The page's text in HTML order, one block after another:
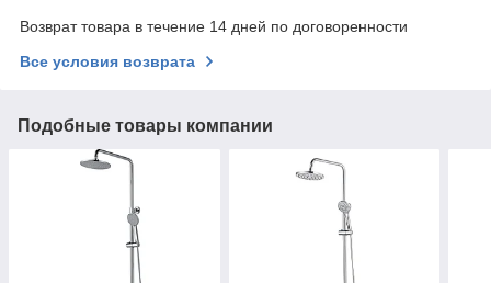
Возврат товара в течение 14 дней по договоренности
Все условия возврата
Подобные товары компании